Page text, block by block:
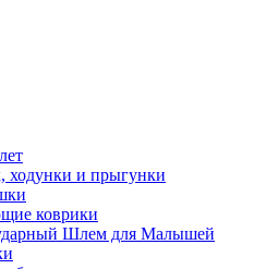
ходунки и прыгунки
коврики
Шлем для Малышей